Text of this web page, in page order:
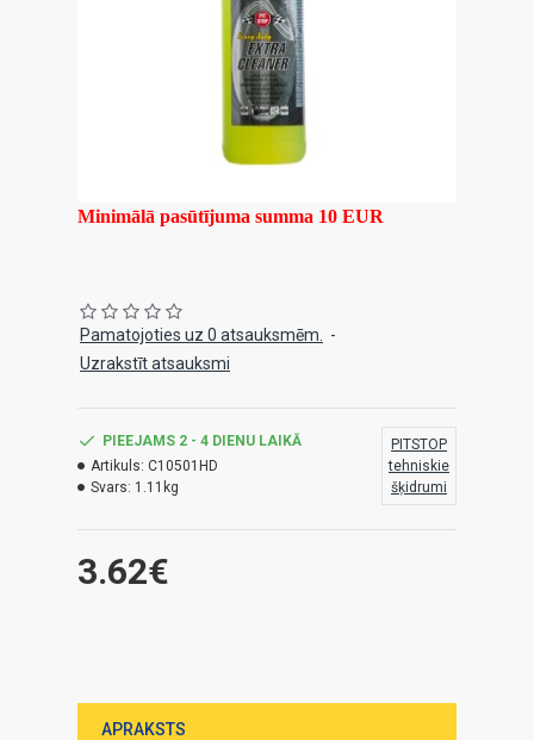
Minimālā pasūtījuma summa 10 EUR
Pamatojoties uz 0 atsauksmēm.
-
Uzrakstīt atsauksmi
3.62€
PIEEJAMS 2 - 4 DIENU LAIKĀ
Artikuls: C10501HD
Svars: 1.11kg
PITSTOP
tehniskie
šķidrumi
APRAKSTS